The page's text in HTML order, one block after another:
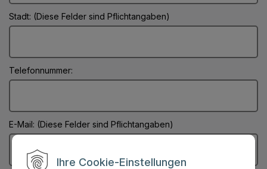
Ihre Cookie-Einstellungen
Stadt: (Diese Felder sind Pflichtangaben)
Telefonnummer:
E-Mail: (Diese Felder sind Pflichtangaben)